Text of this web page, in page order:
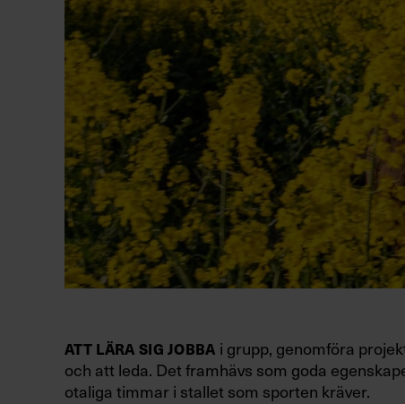
ATT LÄRA SIG JOBBA i grupp, genomföra
och att leda. Det framhävs som goda
otaliga timmar i stallet som sporten kräver.